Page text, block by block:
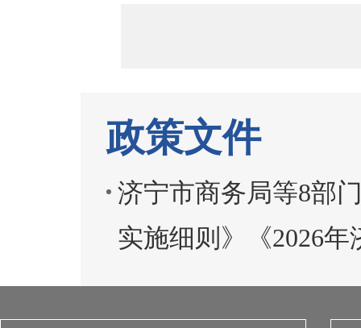
政策文件
济宁市商务局等8部
实施细则》《2026